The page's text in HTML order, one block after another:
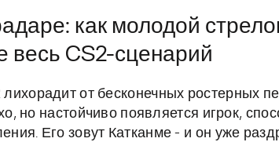
как молодой
весь CS2-сценарий
от бесконечных ростерных
но настойчиво появляется игрок,
Его зовут Катканме - и он уже